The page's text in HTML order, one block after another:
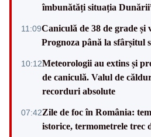
îmbunătăți situația
11:09Caniculă de 38 de grade
Prognoza până la sfârșitul
10:12Meteorologii au extins și
de caniculă. Valul de
recorduri absolute
07:42Zile de foc în România:
istorice, termometrele trec